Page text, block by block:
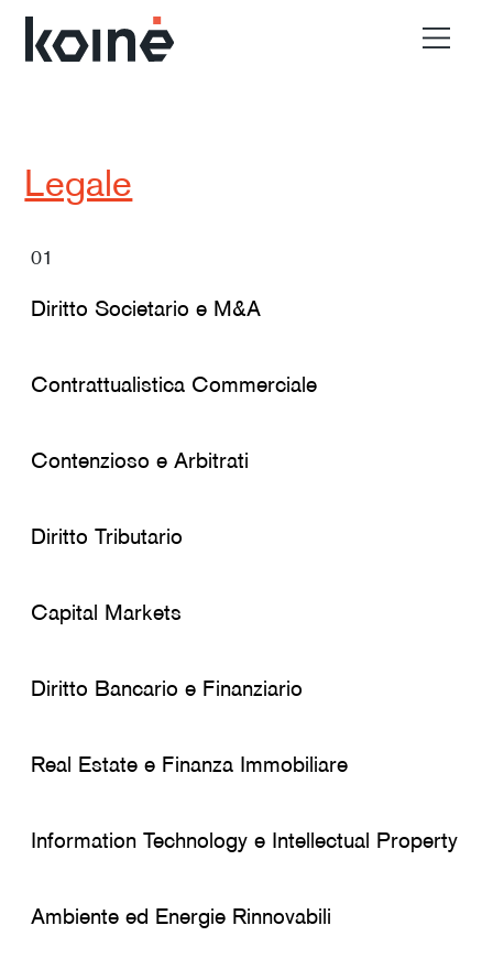
EN
Legale
01
Diritto Societario e M&A
Contrattualistica Commerciale
Contenzioso e Arbitrati
Diritto Tributario
Capital Markets
Diritto Bancario e Finanziario
Real Estate e Finanza Immobiliare
Information Technology e Intellectual Property
Ambiente ed Energie Rinnovabili